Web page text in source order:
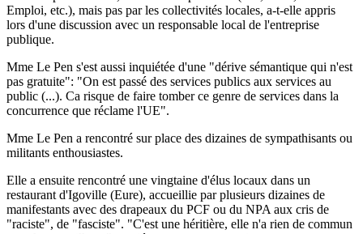
Emploi, etc.), mais pas par les collectivités locales, a-t-elle appris
lors d'une discussion avec un responsable local de l'entreprise
publique.
Mme Le Pen s'est aussi inquiétée d'une "dérive sémantique qui n'est
pas gratuite": "On est passé des services publics aux services au
public (...). Ca risque de faire tomber ce genre de services dans la
concurrence que réclame l'UE".
Mme Le Pen a rencontré sur place des dizaines de sympathisants ou
militants enthousiastes.
Elle a ensuite rencontré une vingtaine d'élus locaux dans un
restaurant d'Igoville (Eure), accueillie par plusieurs dizaines de
manifestants avec des drapeaux du PCF ou du NPA aux cris de
"raciste", de "fasciste". "C'est une héritière, elle n'a rien de commun